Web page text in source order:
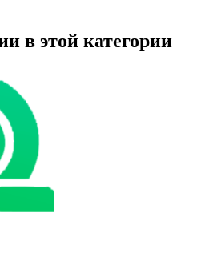
в этой категории